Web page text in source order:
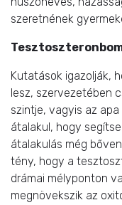
szeretnének
Kutatások igazolják,
lesz, szervezetében
szintje, vagyis az
átalakul, hogy
átalakulás még
tény, hogy a
drámai mélyponton
megnövekszik az